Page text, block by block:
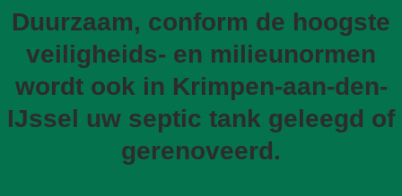
Duurzaam, conform de hoogste
veiligheids- en milieunormen
wordt ook in Krimpen-aan-den-
IJssel uw septic tank geleegd of
gerenoveerd.